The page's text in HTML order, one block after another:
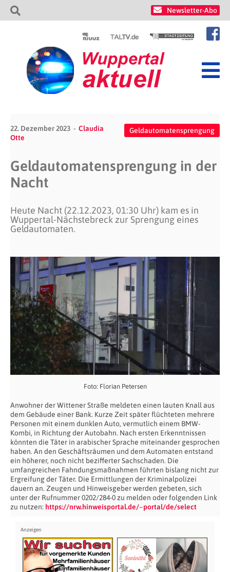
Newsletter-Abo
22. Dezember 2023
Claudia
Otte
Geldautomatensprengung
Geldautomatensprengung in der
Nacht
Heute Nacht (22.12.2023, 01:30 Uhr) kam es in
Wuppertal-Nächstebreck zur Sprengung eines
Geldautomaten.
Foto: Florian Petersen
Anwohner der Wittener Straße meldeten einen lauten Knall aus
dem Gebäude einer Bank. Kurze Zeit später flüchteten mehrere
Personen mit einem dunklen Auto, vermutlich einem BMW-
Kombi, in Richtung der Autobahn. Nach ersten Erkenntnissen
könnten die Täter in arabischer Sprache miteinander gesprochen
haben. An den Geschäftsräumen und dem Automaten entstand
ein höherer, noch nicht bezifferter Sachschaden. Die
umfangreichen Fahndungsmaßnahmen führten bislang nicht zur
Ergreifung der Täter. Die Ermittlungen der Kriminalpolizei
dauern an. Zeugen und Hinweisgeber werden gebeten, sich
unter der Rufnummer 0202/284-0 zu melden oder folgenden Link
zu nutzen: https://nrw.hinweisportal.de/~portal/de/select